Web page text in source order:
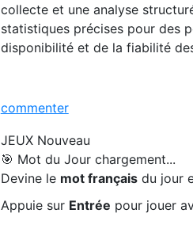
collecte et une analyse
statistiques précises pour des
disponibilité et de la fiabilité
commenter
JEUX Nouveau
🎯 Mot du Jour chargement...
Devine le mot françaisdu jour
Appuie sur Entrée pour jouer